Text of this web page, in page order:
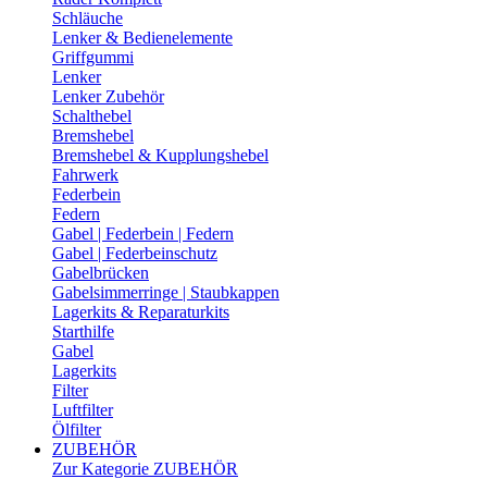
Schläuche
Lenker & Bedienelemente
Griffgummi
Lenker
Lenker Zubehör
Schalthebel
Bremshebel
Bremshebel & Kupplungshebel
Fahrwerk
Federbein
Federn
Gabel | Federbein | Federn
Gabel | Federbeinschutz
Gabelbrücken
Gabelsimmerringe | Staubkappen
Lagerkits & Reparaturkits
Starthilfe
Gabel
Lagerkits
Filter
Luftfilter
Ölfilter
ZUBEHÖR
Zur Kategorie ZUBEHÖR